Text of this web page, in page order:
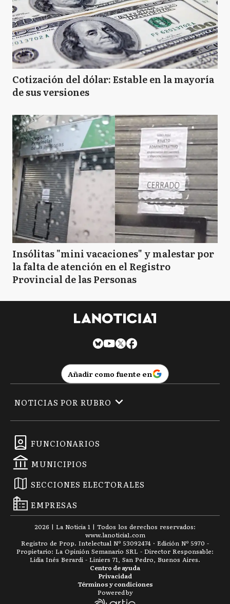
Cotización del dólar: Estable en la mayoría
de sus versiones
Insólitas "mini vacaciones" y malestar por
la falta de atención en el Registro
Provincial de las Personas
Añadir como fuente en
FUNCIONARIOS
MUNICIPIOS
SECCIONES ELECTORALES
EMPRESAS
NOTICIAS POR RUBRO
2026 | La Noticia 1 | Todos los derechos reservados:
www.lanoticia1.com
Registro de Prop. Intelectual Nº 53092474 · Edición Nº 5970 -
Propietario: La Opinión Semanario SRL - Director Responsable:
Lidia Inés Berardi - Liniers 71, San Pedro, Buenos Aires.
Términos y condiciones
Privacidad
Centro de ayuda
Powered by